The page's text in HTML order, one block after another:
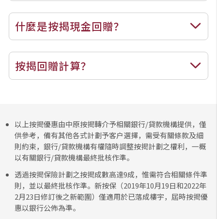
什麼是按揭現金回贈？
按揭回贈計算？
以上按揭優惠由中原按揭轉介予相關銀行/貸款機構提供，僅
供參考，備有其他各式計劃予客户選擇，需受有關條款及細
則約束，銀行/貸款機構有權隨時調整按揭計劃之權利，一概
以有關銀行/貸款機構最終批核作準。
透過按揭保險計劃之按揭成數高達9成，惟需符合相關條件準
則，並以最終批核作準。新按保（2019年10月19日和2022年
2月23日修訂後之新範圍）僅適用於已落成樓宇，屆時按揭優
惠以銀行公佈為準。